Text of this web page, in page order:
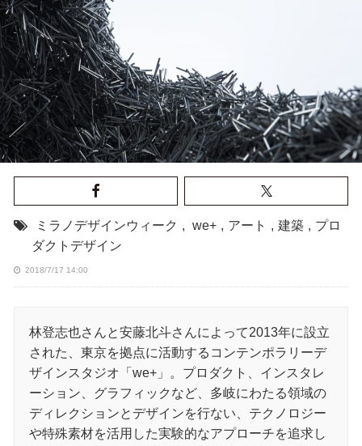
ミラノデザインウィーク , we+ , アート , 建築 , プロ
ダクトデザイン
2018/7/17 14:00
林登志也さんと安藤北斗さんによって2013年に設立
された、東京を拠点に活動するコンテンポラリーデ
ザインスタジオ「we+」。プロダクト、インスタレ
ーション、グラフィックなど、多岐にわたる領域の
ディレクションとデザインを行ない、テクノロジー
や特殊素材を活用した実験的なアプローチを追求し